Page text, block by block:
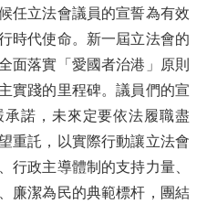
任立法會議員的宣誓為有效
時代使命。新一屆立法會的
面落實「愛國者治港」原則
實踐的里程碑。議員們的宣
諾，未來定要依法履職盡
重託，以實際行動讓立法會
行政主導體制的支持力量、
廉潔為民的典範標杆，團結